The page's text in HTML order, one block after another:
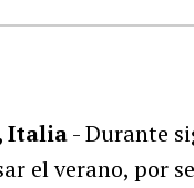
Italia- Durante
el verano, por